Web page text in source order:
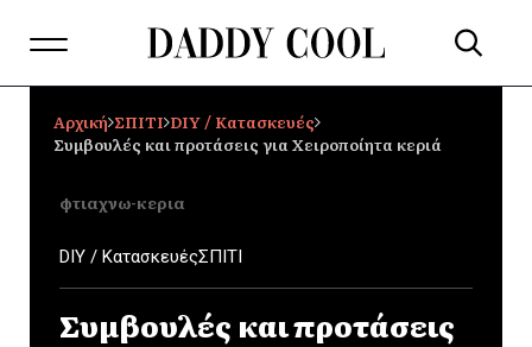
Αρχική ΣΠΙΤΙ DIY / Κατασκευές
Συμβουλές και προτάσεις για Χειροποίητα κεριά
φτιαχνω-κερια
DIY / ΚατασκευέςΣΠΙΤΙ
Συμβουλές και προτάσεις